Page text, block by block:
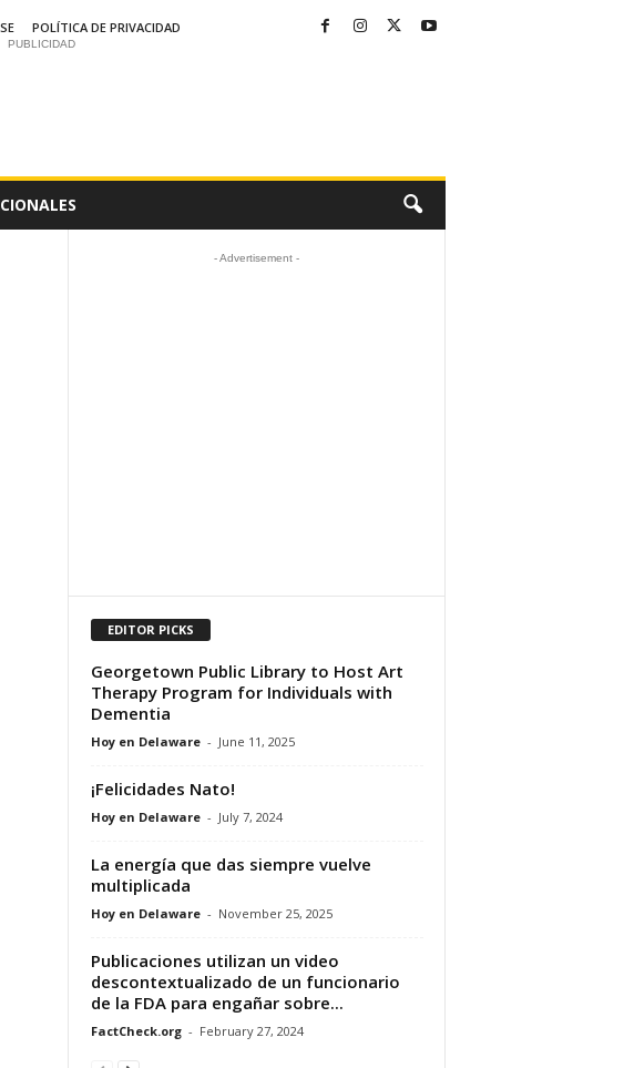
POLÍTICA DE PRIVACIDAD
PUBLICIDAD
- Advertisement -
EDITOR PICKS
Georgetown Public Library to Host Art
Therapy Program for Individuals with
Dementia
Hoy en Delaware - June 11, 2025
¡Felicidades Nato!
Hoy en Delaware - July 7, 2024
La energía que das siempre vuelve
multiplicada
Hoy en Delaware - November 25, 2025
Publicaciones utilizan un video
descontextualizado de un funcionario
de la FDA para engañar sobre...
FactCheck.org - February 27, 2024